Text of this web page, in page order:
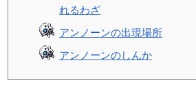
れるわざ
アンノーンの出現場所
アンノーンのしんか